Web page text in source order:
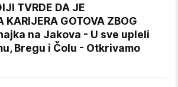
TVRDE DA JE
KARIJERA GOTOVA ZBOG
na Jakova - U sve upleli
Bregu i Čolu - Otkrivamo